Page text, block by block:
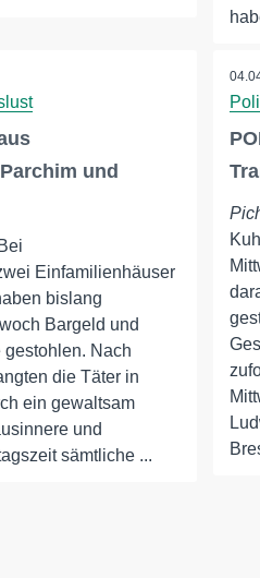
und
Einfamilienhäuser
bislang
Bargeld und
Nach
die Täter in
ein gewaltsam
und
sämtliche ...